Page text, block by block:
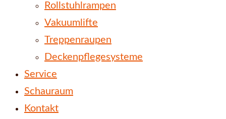
Rollstuhlrampen
Vakuumlifte
Treppenraupen
Deckenpflegesysteme
Service
Schauraum
Kontakt